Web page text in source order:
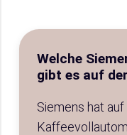
Welche
gibt es auf
Siemens hat